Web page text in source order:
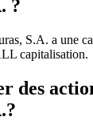
?
S.A. a une
capitalisation.
des